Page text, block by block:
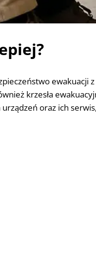
ewakuacji
krzesła
oraz ich